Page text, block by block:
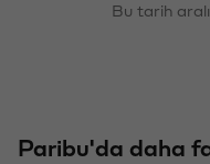
Bu tarih
Paribu'da daha